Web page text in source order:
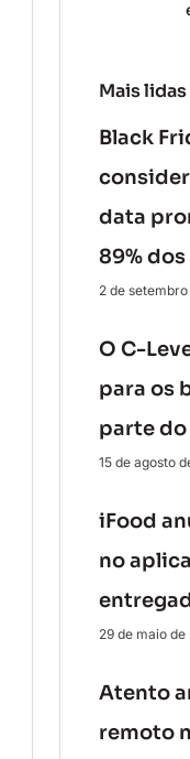
Mais lidas
Black
data
89%
2 de
O C-
para os
parte
15 de agosto
iFood
no
29 de maio de
Atento
remoto